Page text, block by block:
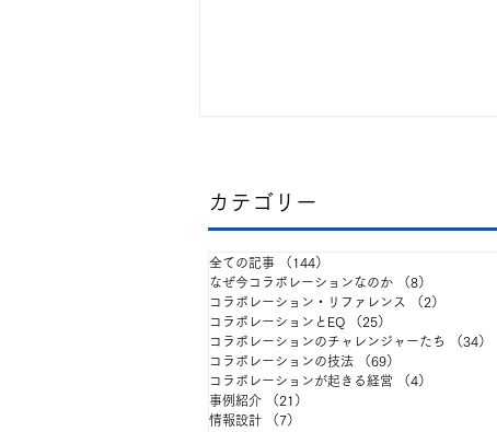
ATD26 Penn GSEで得た学
び：組織は組織図で壊れるの
ではない——経営変革に必要
​カテゴリー
全ての記事 （144）
なぜ今コラボレーションなのか
（8）
コラボレーション・リファレンス
（2）
コラボレーションとEQ
（25）
コラボレーションのチャレンジャーたち
（34）
コラボレーションの技法
（69）
コラボレーションが起きる経営
（4）
事例紹介
（21）
情報設計
（7）